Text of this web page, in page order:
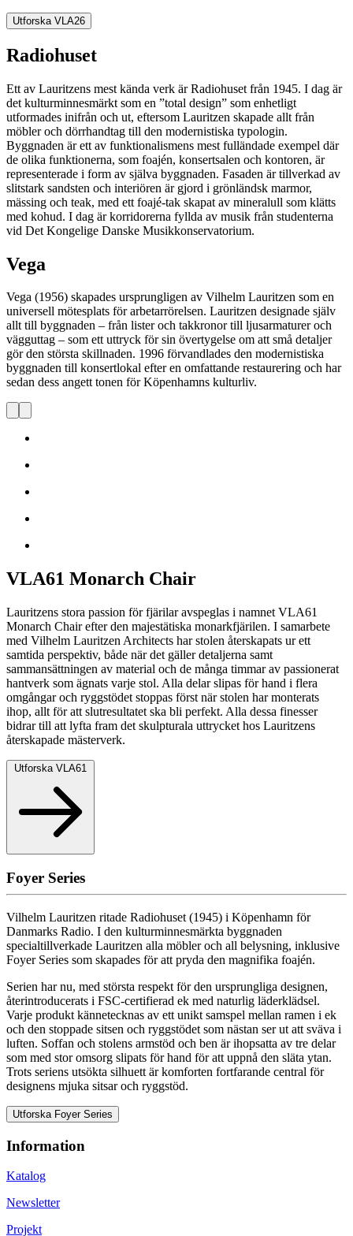
Utforska VLA26
Radiohuset
Ett av Lauritzens mest kända verk är Radiohuset från 1945. I dag är
det kulturminnesmärkt som en ”total design” som enhetligt
utformades inifrån och ut, eftersom Lauritzen skapade allt från
möbler och dörrhandtag till den modernistiska typologin.
Byggnaden är ett av funktionalismens mest fulländade exempel där
de olika funktionerna, som foajén, konsertsalen och kontoren, är
representerade i form av själva byggnaden. Fasaden är tillverkad av
slitstark sandsten och interiören är gjord i grönländsk marmor,
mässing och teak, med ett foajé-tak skapat av mineralull som klätts
med kohud. I dag är korridorerna fyllda av musik från studenterna
vid Det Kongelige Danske Musikkonservatorium.
Vega
Vega (1956) skapades ursprungligen av Vilhelm Lauritzen som en
universell mötesplats för arbetarrörelsen. Lauritzen designade själv
allt till byggnaden – från lister och takkronor till ljusarmaturer och
vägguttag – som ett uttryck för sin övertygelse om att små detaljer
gör den största skillnaden. 1996 förvandlades den modernistiska
byggnaden till konsertlokal efter en omfattande restaurering och har
sedan dess angett tonen för Köpenhamns kulturliv.
VLA61 Monarch Chair
Lauritzens stora passion för fjärilar avspeglas i namnet VLA61
Monarch Chair efter den majestätiska monarkfjärilen. I samarbete
med Vilhelm Lauritzen Architects har stolen återskapats ur ett
samtida perspektiv, både när det gäller detaljerna samt
sammansättningen av material och de många timmar av passionerat
hantverk som ägnats varje stol. Alla delar slipas för hand i flera
omgångar och ryggstödet stoppas först när stolen har monterats
ihop, allt för att slutresultatet ska bli perfekt. Alla dessa finesser
bidrar till att lyfta fram det skulpturala uttrycket hos Lauritzens
återskapade mästerverk.
Foyer Series
Vilhelm Lauritzen ritade Radiohuset (1945) i Köpenhamn för
Danmarks Radio. I den kulturminnesmärkta byggnaden
specialtillverkade Lauritzen alla möbler och all belysning, inklusive
Foyer Series som skapades för att pryda den magnifika foajén.
Serien har nu, med största respekt för den ursprungliga designen,
återintroducerats i FSC-certifierad ek med naturlig läderklädsel.
Varje produkt kännetecknas av ett unikt samspel mellan ramen i ek
och den stoppade sitsen och ryggstödet som nästan ser ut att sväva i
luften. Soffan och stolens armstöd och ben är ihopsatta av tre delar
som med stor omsorg slipats för hand för att uppnå den släta ytan.
Trots seriens utsökta silhuett är komforten fortfarande central för
designens mjuka sitsar och ryggstöd.
Utforska Foyer Series
Information
Katalog
Newsletter
Projekt